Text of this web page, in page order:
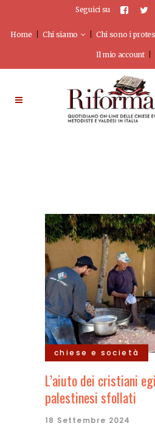
Seguici su
Home Chi siamo Chi sono i
Il mio account
chiese e società
L’aiuto dei cristiani
palestinesi sfollati
18 Settembre 2024